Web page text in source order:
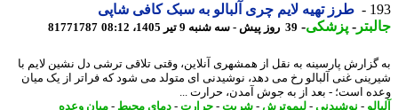
طرز تهیه لایم چری آلبالو به سبک کافی شاپی
-پزشکی-39 روز پیش - سه شنبه 9 تیر 1405، 08:12 81771787
پارسینه به نقل از همشهری آنلاین، وقتی تلاقی ترشی دل نشین لایم با
غنی آلبالو رخ می دهد، نوشیدنی ای متولد می شود که فراتر از یک میان
است؛ - بعد از به جوش آمدن، حرارت ...
-نوشیدنی-لیموترش-شربت-حرارت - دمای محیط-میان وعده